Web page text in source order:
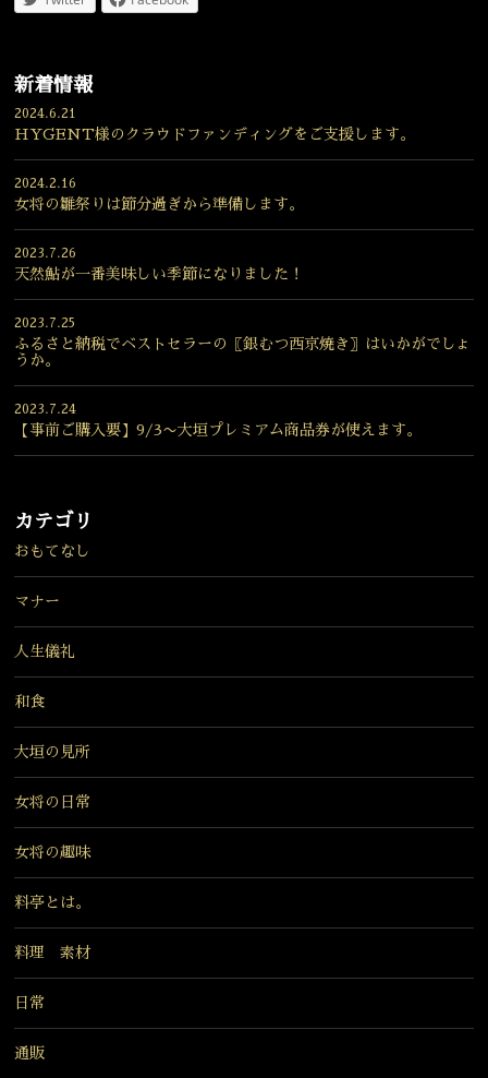
新着情報
2024.6.21
HYGENT様のクラウドファンディングをご支援します。
2024.2.16
女将の雛祭りは節分過ぎから準備します。
2023.7.26
天然鮎が一番美味しい季節になりました！
2023.7.25
ふるさと納税でベストセラーの〖銀むつ西京焼き〗はいかがでしょ
うか。
2023.7.24
【事前ご購入要】9/3〜大垣プレミアム商品券が使えます。
カテゴリ
おもてなし
マナー
人生儀礼
和食
大垣の見所
女将の日常
女将の趣味
料亭とは。
料理 素材
日常
通販